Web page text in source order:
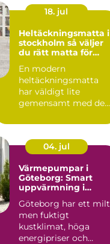
18. jul
Heltäckningsmatta i
stockholm så väljer
du rätt matta för
En modern
heltäckningsmatta
har väldigt lite
gemensamt med den
och 80talet. Ida...
04. jul
Värmepumpar i
Göteborg: Smart
uppvärmning i
Göteborg har ett milt
men fuktigt
kustklimat, höga
energipriser och